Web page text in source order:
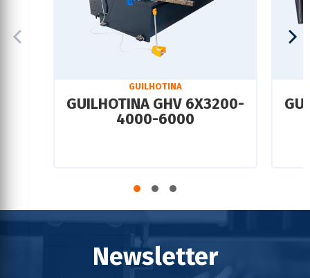
GUILHOTINA
GUILHOTINA GHV 6X3200-
4000-6000
Newsletter